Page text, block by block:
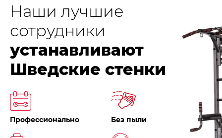
Наши лучшие
сотрудники
устанавливают
Шведские стенки
Профессионально Без пыли